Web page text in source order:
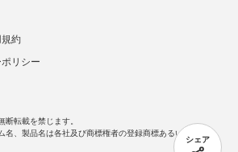
シェア